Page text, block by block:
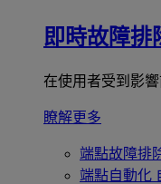
即時故障排
在使用者受到影響
瞭解更多
端點故障排
端點自動化